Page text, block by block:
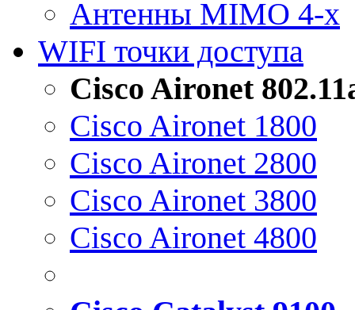
Антенны MIMO 4-x
WIFI точки доступа
Cisco Aironet
Cisco Aironet 1800
Cisco Aironet 2800
Cisco Aironet 3800
Cisco Aironet 4800